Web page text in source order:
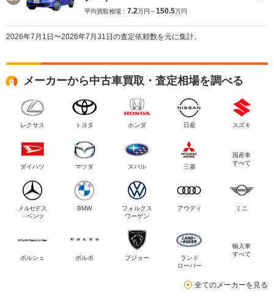
平均買取相場： 7.2万円～150.5万円
2026年7月1日〜2026年7月31日の査定依頼数を元に集計。
メーカーから中古車買取・査定相場を調べる
レクサス トヨタ ホンダ 日産 スズキ
ダイハツ マツダ スバル 三菱
国産車
すべて
メルセデス
・ベンツ
BMW
フォルクス
ワーゲン
アウディ ミニ
ポルシェ ボルボ プジョー
ランド
ローバー
輸入車
すべて
全てのメーカーを見る